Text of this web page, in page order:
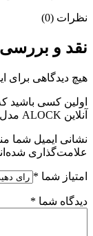
نظرات (0)
نقد و
هیچ دیدگاهی
اولین کسی باشید
آنلاین ALOCK مدل +S550”
نشانی ایمیل شما
علامت‌گذاری
امتیاز شما *
دیدگاه شما *